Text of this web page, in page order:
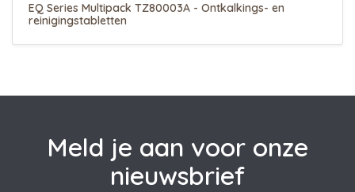
EQ Series Multipack TZ80003A - Ontkalkings- en
reinigingstabletten
Meld je aan voor onze
nieuwsbrief